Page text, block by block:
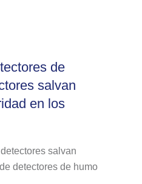
de
salvan
en los
salvan
detectores de humo